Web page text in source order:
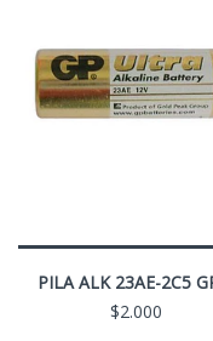
PILA ALK 23AE-2C5
$2.000